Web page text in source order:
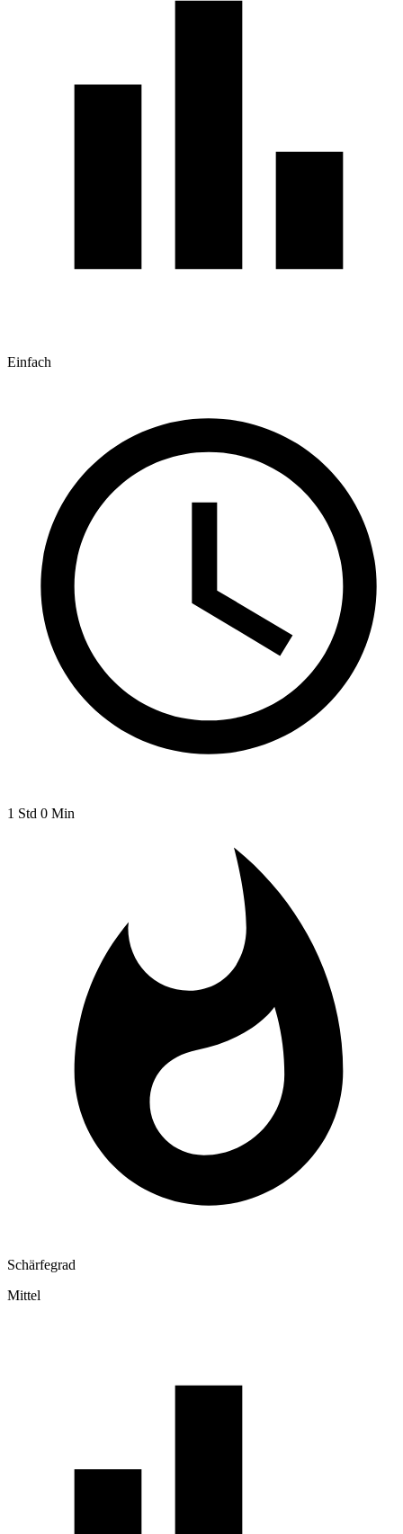
Einfach
1 Std 0 Min
Schärfegrad
Mittel